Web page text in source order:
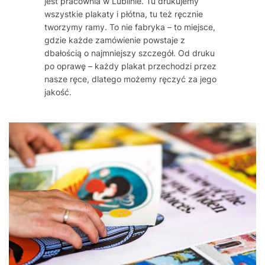
wszystkie plakaty i płótna, tu też ręcznie
tworzymy ramy. To nie fabryka – to miejsce,
gdzie każde zamówienie powstaje z
dbałością o najmniejszy szczegół. Od druku
po oprawę – każdy plakat przechodzi przez
nasze ręce, dlatego możemy ręczyć za jego
jakość.